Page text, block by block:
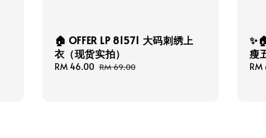
🏠 OFFER LP 81571 大码刺绣上
衣（现货实拍）
Sale
RM 46.00 Regular
RM 69.00
瘦